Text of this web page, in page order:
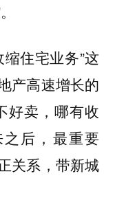
住宅业务”这
产高速增长的
好卖，哪有收
后，最重要
关系，带新城